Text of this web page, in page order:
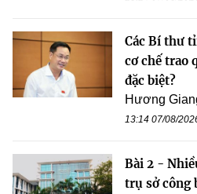
Các Bí thư
cơ chế trao
đặc biệt?
Hương
13:14 07/08/
Bài 2 -
trụ sở công